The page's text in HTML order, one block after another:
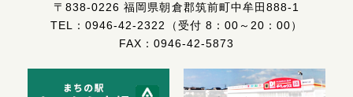
〒838-0226福岡県朝倉郡筑前町中牟田888-1
TEL： 0946-42-2322
（受付 8：00～20：00）
FAX：0946-42-5873